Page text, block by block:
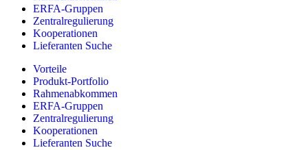
ERFA-Gruppen
Zentralregulierung
Kooperationen
Lieferanten Suche
Vorteile
Produkt-Portfolio
Rahmenabkommen
ERFA-Gruppen
Zentralregulierung
Kooperationen
Lieferanten Suche